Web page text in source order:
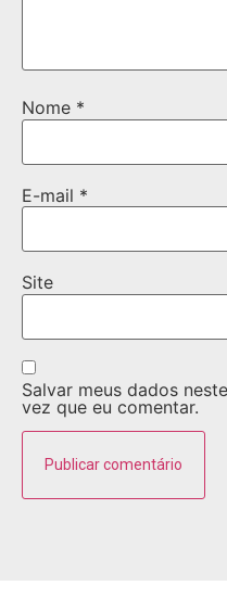
Nome *
E-mail *
Site
Salvar meus dados
vez que eu comentar.